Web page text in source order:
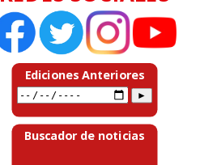
Ediciones Anteriores
Buscador de noticias